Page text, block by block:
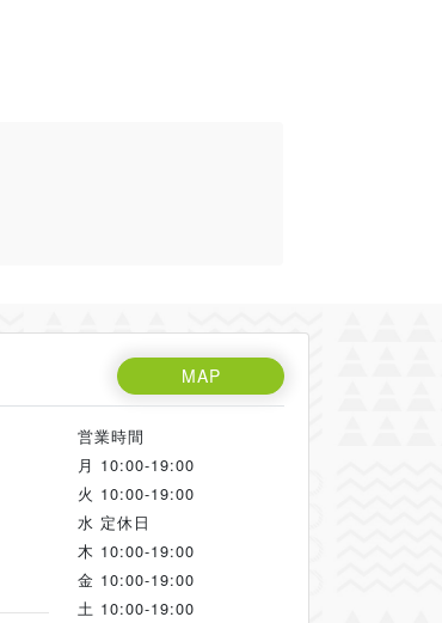
MAP
営業時間
月 10:00-19:00
火 10:00-19:00
水 定休日
木 10:00-19:00
金 10:00-19:00
土 10:00-19:00